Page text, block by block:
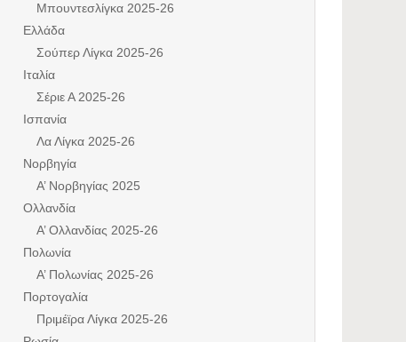
Μπουντεσλίγκα 2025-26
Ελλάδα
Σούπερ Λίγκα 2025-26
Ιταλία
Σέριε Α 2025-26
Ισπανία
Λα Λίγκα 2025-26
Νορβηγία
Α’ Νορβηγίας 2025
Ολλανδία
Α’ Ολλανδίας 2025-26
Πολωνία
Α’ Πολωνίας 2025-26
Πορτογαλία
Πριμέϊρα Λίγκα 2025-26